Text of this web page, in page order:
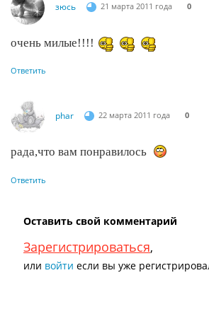
зюсь 21 марта 2011 года 0
очень милые!!!!
Ответить
phar 22 марта 2011 года 0
рада,что вам понравилось
Ответить
Оставить свой комментарий
Зарегистрироваться,
или войти если вы уже